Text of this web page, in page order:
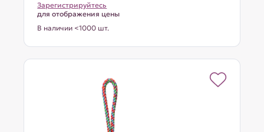
Зарегистрируйтесь
для отображения цены
В наличии <1000 шт.